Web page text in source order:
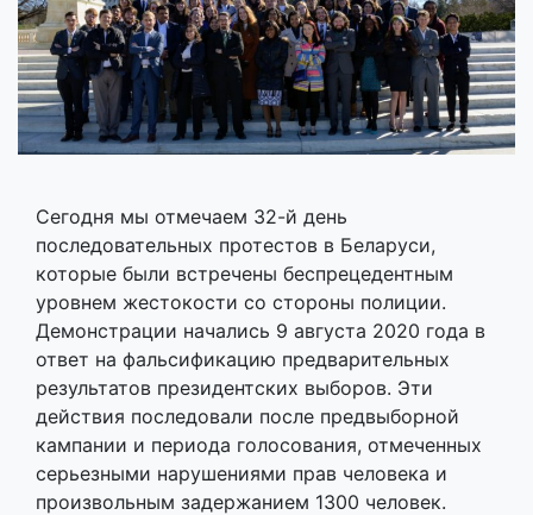
Сегодня мы отмечаем 32-й день
последовательных протестов в Беларуси,
которые были встречены беспрецедентным
уровнем жестокости со стороны полиции.
Демонстрации начались 9 августа 2020 года в
ответ на фальсификацию предварительных
результатов президентских выборов. Эти
действия последовали после предвыборной
кампании и периода голосования, отмеченных
серьезными нарушениями прав человека и
произвольным задержанием 1300 человек.